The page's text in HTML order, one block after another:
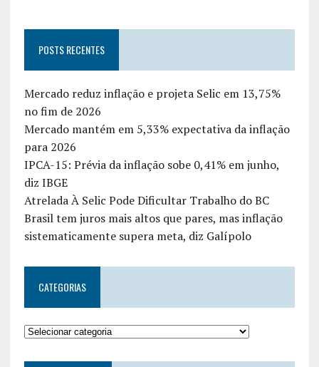
POSTS RECENTES
Mercado reduz inflação e projeta Selic em 13,75%
no fim de 2026
Mercado mantém em 5,33% expectativa da inflação
para 2026
IPCA-15: Prévia da inflação sobe 0,41% em junho,
diz IBGE
Atrelada À Selic Pode Dificultar Trabalho do BC
Brasil tem juros mais altos que pares, mas inflação
sistematicamente supera meta, diz Galípolo
CATEGORIAS